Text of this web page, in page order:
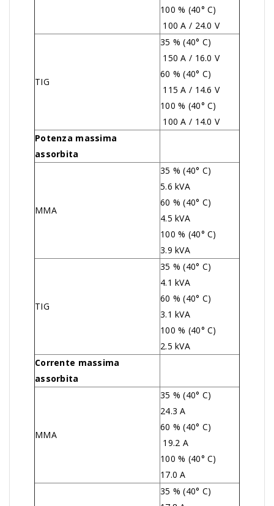
100 % (40° C)
100A / 24.0 V
TIG
35 % (40° C)
150 A / 16.0 V
60 % (40° C)
115 A / 14.6 V
100 % (40° C)
100 A / 14.0 V
Potenza massima
assorbita
MMA
35 % (40° C)
5.6 kVA
60 % (40° C)
4.5 kVA
100 % (40° C)
3.9 kVA
TIG
35 % (40° C)
4.1 kVA
60 % (40° C)
3.1 kVA
100 % (40° C)
2.5 kVA
Corrente massima
assorbita
MMA
35 % (40° C)
24.3 A
60 % (40° C)
19.2 A
100 % (40° C)
17.0 A
35 % (40° C)